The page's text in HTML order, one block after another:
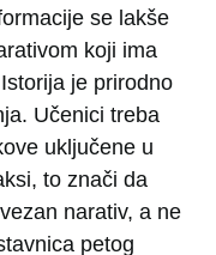
se lakše
koji ima
je prirodno
Učenici treba
uklјučene u
to znači da
narativ, a ne
petog